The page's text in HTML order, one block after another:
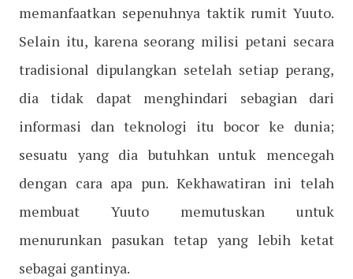
memanfaatkan sepenuhnya taktik rumit Yuuto.
Selain itu, karena seorang milisi petani secara
tradisional dipulangkan setelah setiap perang,
dia tidak dapat menghindari sebagian dari
informasi dan teknologi itu bocor ke dunia;
sesuatu yang dia butuhkan untuk mencegah
dengan cara apa pun. Kekhawatiran ini telah
membuat Yuuto memutuskan untuk
menurunkan pasukan tetap yang lebih ketat
sebagai gantinya.